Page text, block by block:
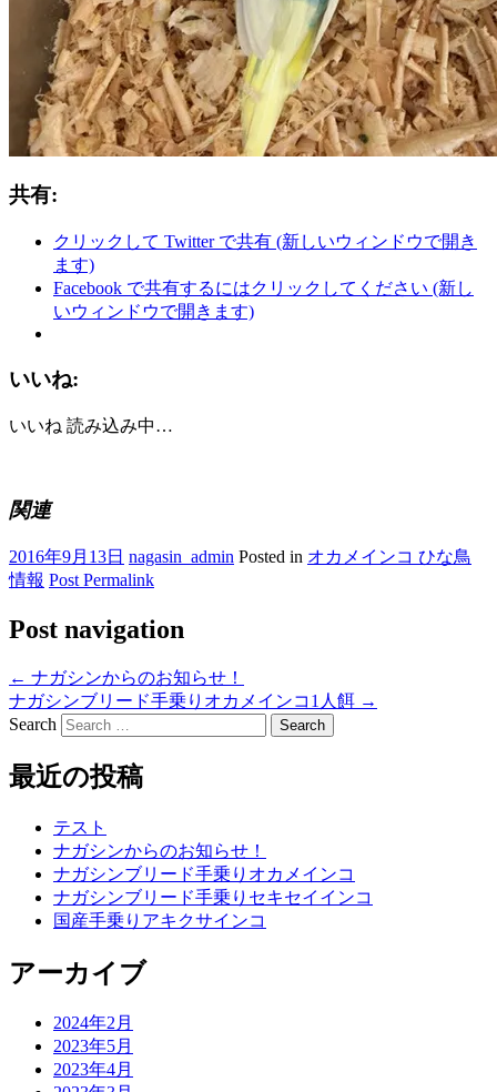
共有:
クリックして Twitter で共有 (新しいウィンドウで開き
ます)
Facebook で共有するにはクリックしてください (新し
いウィンドウで開きます)
いいね:
いいね 読み込み中…
関連
2016年9月13日 nagasin_admin Posted in オカメインコ ひな鳥
情報 Post Permalink
Post navigation
← ナガシンからのお知らせ！
ナガシンブリード手乗りオカメインコ1人餌 →
Search
最近の投稿
テスト
ナガシンからのお知らせ！
ナガシンブリード手乗りオカメインコ
ナガシンブリード手乗りセキセイインコ
国産手乗りアキクサインコ
アーカイブ
2024年2月
2023年5月
2023年4月